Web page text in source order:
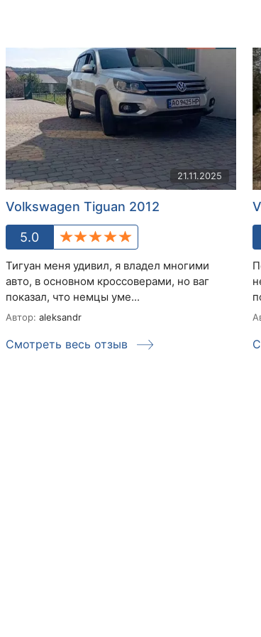
21.11.2025
Volkswagen Tiguan 2012
5.0
Тигуан меня удивил, я владел многими
авто, в основном кроссоверами, но ваг
показал, что немцы уме...
Автор: aleksandr
Смотреть весь отзыв